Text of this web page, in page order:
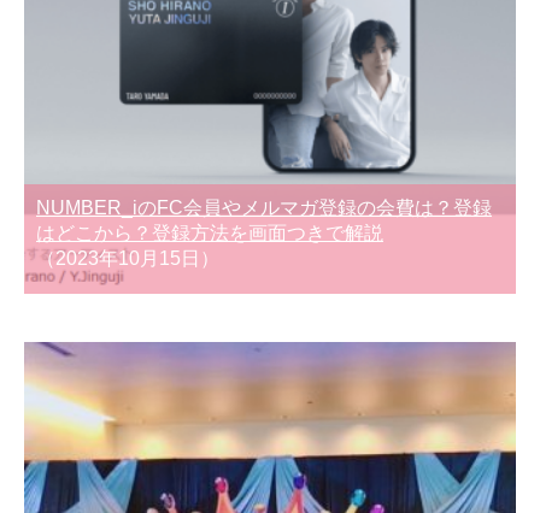
NUMBER_iのFC会員やメルマガ登録の会費は？登録
はどこから？登録方法を画面つきで解説
（2023年10月15日）